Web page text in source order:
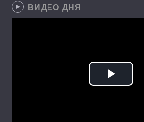
ВИДЕО ДНЯ